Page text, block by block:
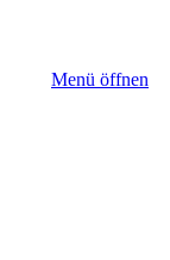
Menü öffnen